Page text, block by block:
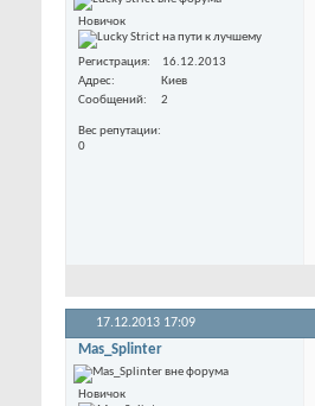
Новичок
Регистрация
16.12.2013
Адрес
Киев
Сообщений
2
Вес репутации
0
17.12.2013 17:09
Mas_Splinter
Новичок